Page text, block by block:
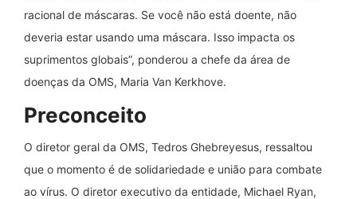
racional de máscaras. Se você não está doente, não
deveria estar usando uma máscara. Isso impacta os
suprimentos globais”, ponderou a chefe da área de
doenças da OMS, Maria Van Kerkhove.
Preconceito
O diretor geral da OMS, Tedros Ghebreyesus, ressaltou
que o momento é de solidariedade e união para combate
ao vírus. O diretor executivo da entidade, Michael Ryan,